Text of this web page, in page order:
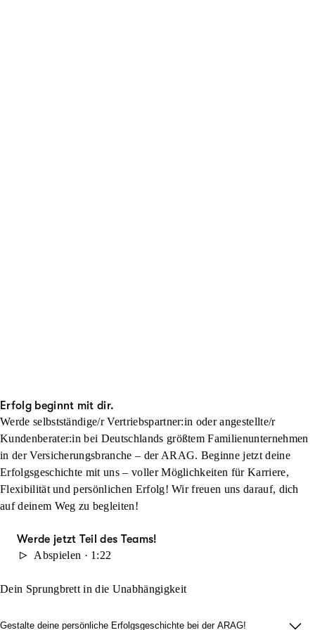
Erfolg beginnt mit dir.
Werde selbstständige/r Vertriebspartner:in oder angestellte/r
Kundenberater:in bei Deutschlands größtem Familienunternehmen
in der Versicherungsbranche – der ARAG. Beginne jetzt deine
Erfolgsgeschichte mit uns – voller Möglichkeiten für Karriere,
Flexibilität und persönlichen Erfolg! Wir freuen uns darauf, dich
auf deinem Weg zu begleiten!
Werde jetzt Teil des Teams!
Abspielen · 1:22
Dein Sprungbrett in die Unabhängigkeit
Gestalte deine persönliche Erfolgsgeschichte bei der ARAG!